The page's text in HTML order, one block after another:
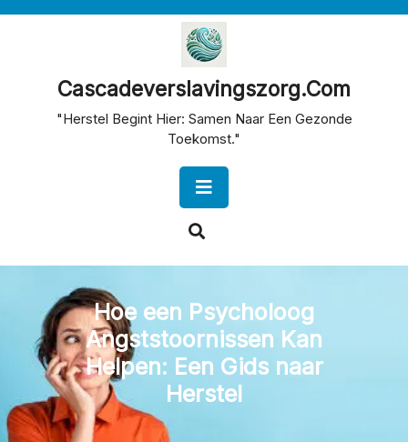
Cascadeverslavingszorg.com
"Herstel Begint Hier: Samen Naar Een Gezonde
Toekomst."
Button
Hoe een Psycholoog
Angststoornissen Kan
Helpen: Een Gids naar
Herstel